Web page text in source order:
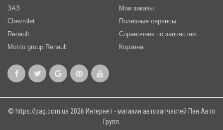
ЗАЗ
Chevrolet
Renault
Motrio group Renault
Мои заказы
Полезные сервисы
Справочник по запчастям
Корзина
© https://pag.com.ua 2026 Интернет - магазин автозапчастей Пан Авто
Групп.